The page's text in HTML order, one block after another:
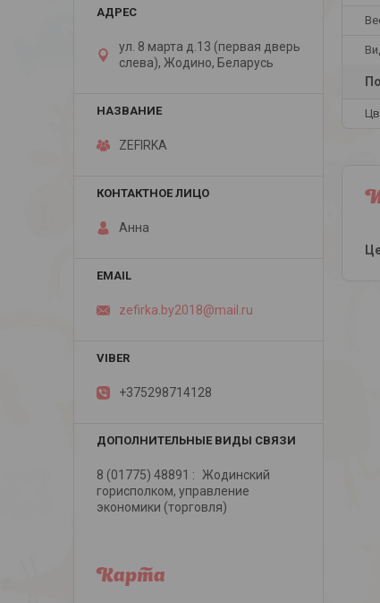
ул. 8 марта д.13 (первая дверь
слева), Жодино, Беларусь
ZEFIRKA
Анна
zefirka.by2018@mail.ru
+375298714128
8 (01775) 48891
Жодинский
горисполком, управление
экономики (торговля)
Карта